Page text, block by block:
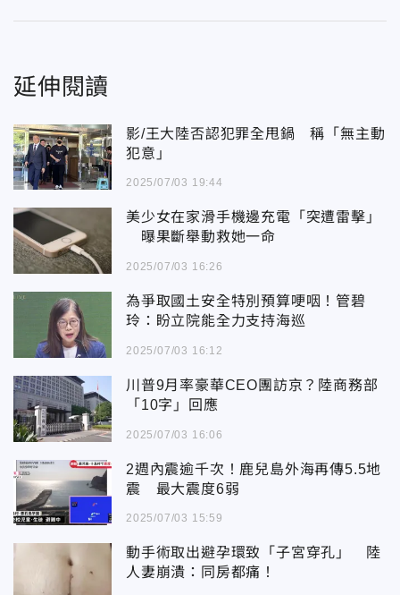
延伸閱讀
影/王大陸否認犯罪全甩鍋 稱「無主動
犯意」
2025/07/03 19:44
美少女在家滑手機邊充電「突遭雷擊」
曝果斷舉動救她一命
2025/07/03 16:26
為爭取國土安全特別預算哽咽！管碧
玲：盼立院能全力支持海巡
2025/07/03 16:12
川普9月率豪華CEO團訪京？陸商務部
「10字」回應
2025/07/03 16:06
2週內震逾千次！鹿兒島外海再傳5.5地
震 最大震度6弱
2025/07/03 15:59
動手術取出避孕環致「子宮穿孔」 陸
人妻崩潰：同房都痛！